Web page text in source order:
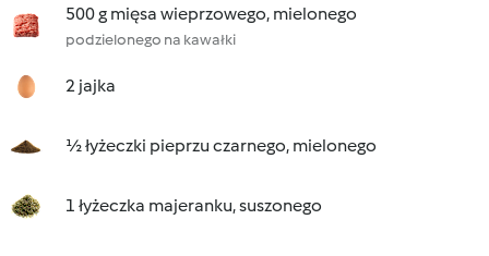
500 g mięsa wieprzowego, mielonego
podzielonego na kawałki
2 jajka
½ łyżeczki pieprzu czarnego, mielonego
1 łyżeczka majeranku, suszonego